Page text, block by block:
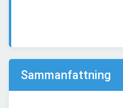
Sammanfattning